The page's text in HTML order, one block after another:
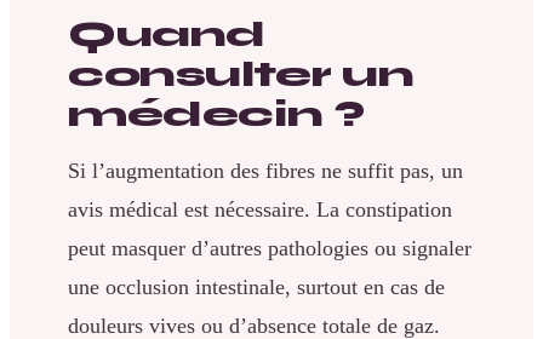
Quand
consulter un
médecin ?
Si l’augmentation des fibres ne suffit pas, un
avis médical est nécessaire. La constipation
peut masquer d’autres pathologies ou signaler
une occlusion intestinale, surtout en cas de
douleurs vives ou d’absence totale de gaz.